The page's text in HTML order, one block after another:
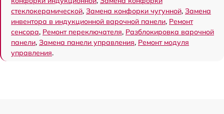
стеклокерамической, Замена конфорки чугунной, Замена
инвентора в индукционной варочной панели, Ремонт
сенсора, Ремонт переключателя, Разблокировка варочной
панели, Замена панели управления, Ремонт модуля
управления.